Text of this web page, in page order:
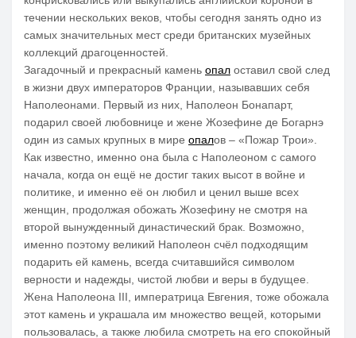
течении нескольких веков, чтобы сегодня занять одно из
самых значительных мест среди британских музейных
коллекций драгоценностей.
Загадочный и прекрасный камень опал оставил свой след
в жизни двух императоров Франции, называвших себя
Наполеонами. Первый из них, Наполеон Бонапарт,
подарил своей любовнице и жене Жозефине де Богарнэ
один из самых крупных в мире опалов – «Пожар Трои».
Как известно, именно она была с Наполеоном с самого
начала, когда он ещё не достиг таких высот в войне и
политике, и именно её он любил и ценил выше всех
женщин, продолжая обожать Жозефину не смотря на
второй вынужденный династический брак. Возможно,
именно поэтому великий Наполеон счёл подходящим
подарить ей камень, всегда считавшийся символом
верности и надежды, чистой любви и веры в будущее.
Жена Наполеона III, императрица Евгения, тоже обожала
этот камень и украшала им множество вещей, которыми
пользовалась, а также любила смотреть на его спокойный